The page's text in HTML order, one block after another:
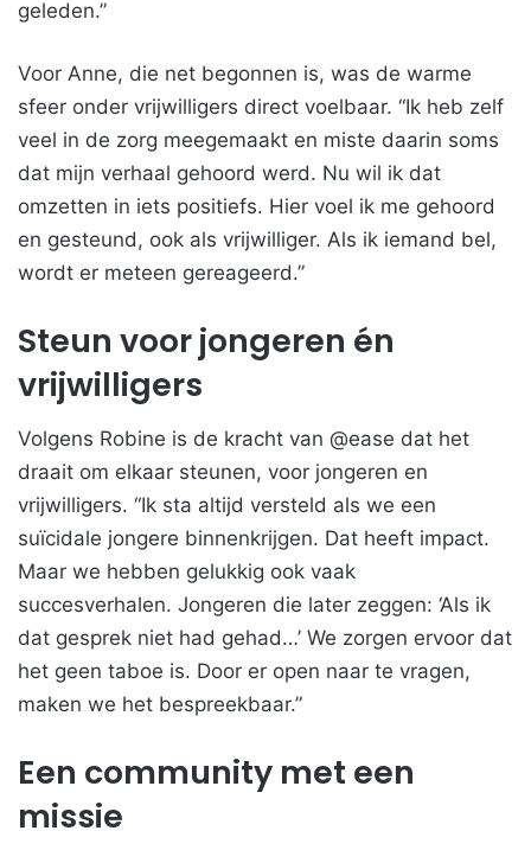
geleden.”
Voor Anne, die net begonnen is, was de warme
sfeer onder vrijwilligers direct voelbaar. “Ik heb zelf
veel in de zorg meegemaakt en miste daarin soms
dat mijn verhaal gehoord werd. Nu wil ik dat
omzetten in iets positiefs. Hier voel ik me gehoord
en gesteund, ook als vrijwilliger. Als ik iemand bel,
wordt er meteen gereageerd.”
Steun voor jongeren én
vrijwilligers
Volgens Robine is de kracht van @ease dat het
draait om elkaar steunen, voor jongeren en
vrijwilligers. “Ik sta altijd versteld als we een
suïcidale jongere binnenkrijgen. Dat heeft impact.
Maar we hebben gelukkig ook vaak
succesverhalen. Jongeren die later zeggen: ‘Als ik
dat gesprek niet had gehad…’ We zorgen ervoor dat
het geen taboe is. Door er open naar te vragen,
maken we het bespreekbaar.”
Een community met een
missie